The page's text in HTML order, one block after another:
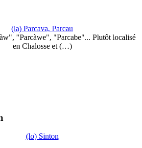
(la) Parcava, Parcau
"Parcàwe", "Parcabe"... Plutôt localisé
en Chalosse et (…)
(lo) Sinton